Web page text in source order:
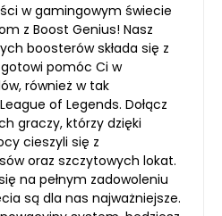
w gamingowym świecie
z Boost Genius! Nasz
boosterów składa się z
pomóc Ci w
również w tak
of Legends. Dołącz
graczy, którzy dzięki
cieszyli się z
oraz szczytowych lokat.
na pełnym zadowoleniu
są dla nas najważniejsze.